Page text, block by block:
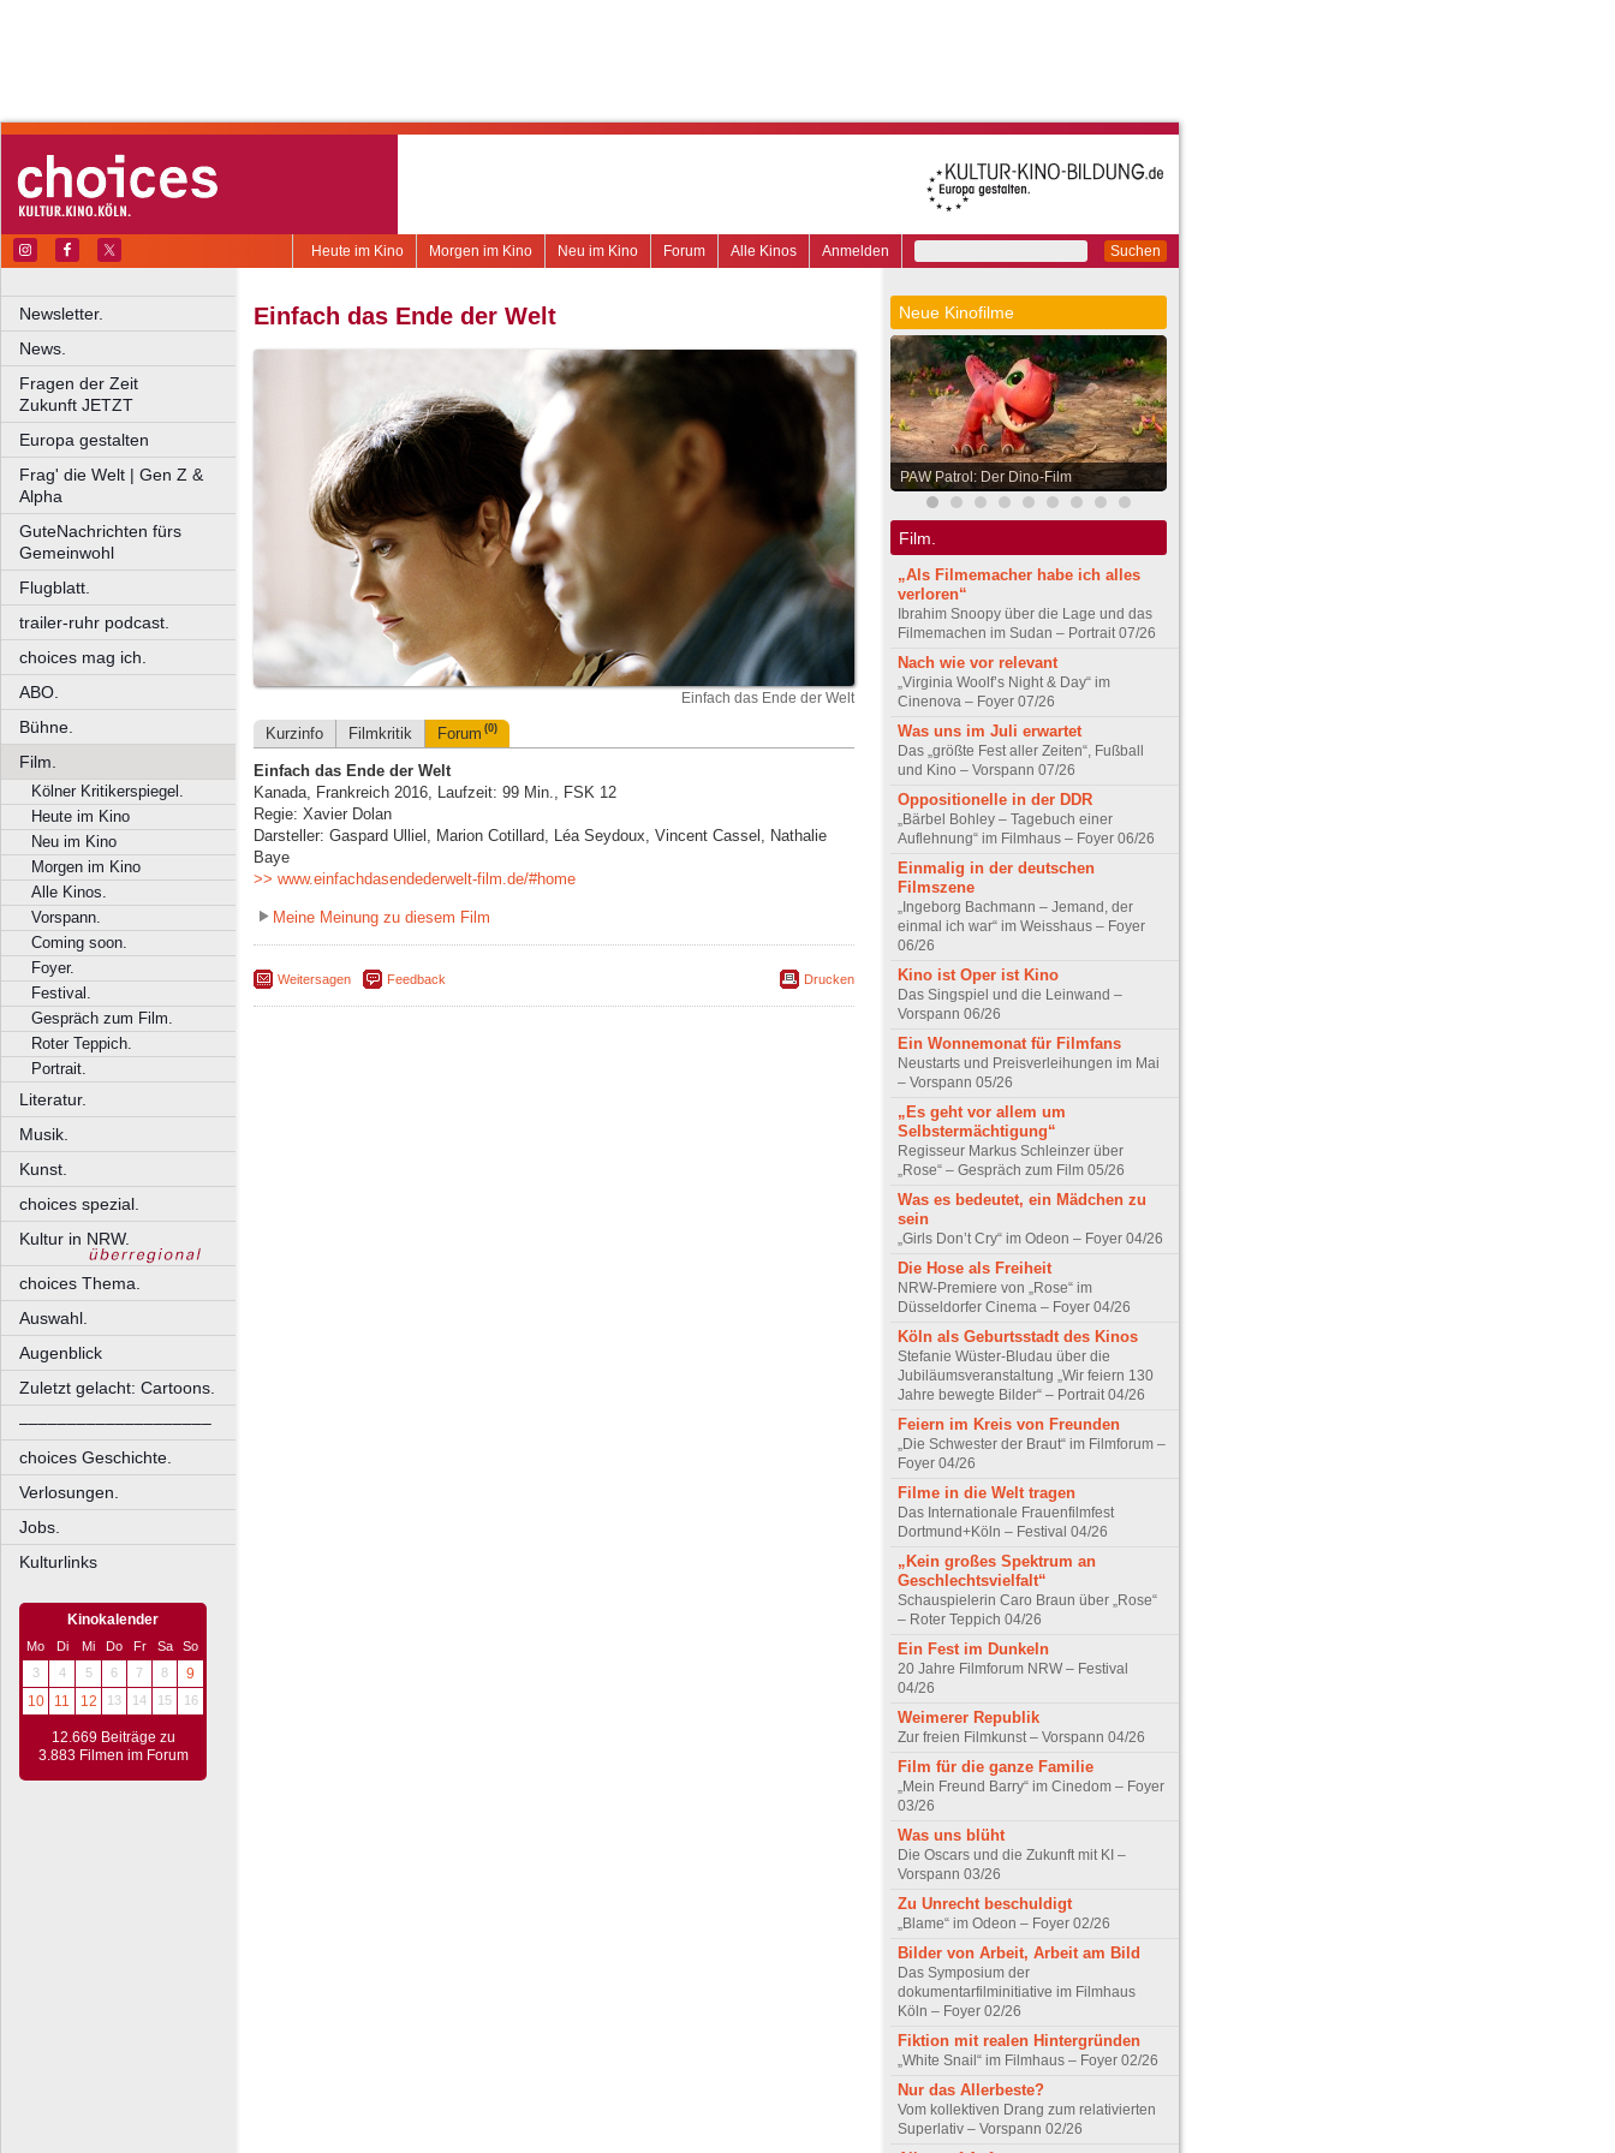
Suchen
Anmelden
Alle Kinos
Forum
Neu im Kino
Morgen im Kino
Heute im Kino
Newsletter.
News.
Fragen der Zeit
Zukunft JETZT
Europa gestalten
Frag' die Welt | Gen Z &
Alpha
GuteNachrichten fürs
Gemeinwohl
Flugblatt.
trailer-ruhr podcast.
choices mag ich.
ABO.
Bühne.
Film.
Kölner Kritikerspiegel.
Heute im Kino
Neu im Kino
Morgen im Kino
Alle Kinos.
Vorspann.
Coming soon.
Foyer.
Festival.
Gespräch zum Film.
Roter Teppich.
Portrait.
Literatur.
Musik.
Kunst.
choices spezial.
Kultur in NRW.
choices Thema.
Auswahl.
Augenblick
Zuletzt gelacht: Cartoons.
––––––––––––––––––––
choices Geschichte.
Verlosungen.
Jobs.
Kulturlinks
Kinokalender
Mo Di Mi Do Fr Sa
So
3
4 5 6 7 8
9
10
11 12 13 14 15 16
12.669 Beiträge zu
3.883 Filmen im Forum
Einfach das Ende der Welt
Einfach das Ende der Welt
Kurzinfo Filmkritik Forum (0)
Einfach das Ende der Welt
Kanada, Frankreich 2016, Laufzeit: 99 Min., FSK 12
Regie: Xavier Dolan
Darsteller: Gaspard Ulliel, Marion Cotillard, Léa Seydoux, Vincent Cassel, Nathalie
Baye
>> www.einfachdasendederwelt-film.de/#home
Meine Meinung zu diesem Film
Weitersagen Feedback Drucken
Neue Kinofilme
PAW Patrol: Der Dino-Film
Film.
„Als Filmemacher habe ich alles
verloren“
Ibrahim Snoopy über die Lage und das
Filmemachen im Sudan – Portrait 07/26
Nach wie vor relevant
„Virginia Woolf’s Night & Day“ im
Cinenova – Foyer 07/26
Was uns im Juli erwartet
Das „größte Fest aller Zeiten“, Fußball
und Kino – Vorspann 07/26
Oppositionelle in der DDR
„Bärbel Bohley – Tagebuch einer
Auflehnung“ im Filmhaus – Foyer 06/26
Einmalig in der deutschen
Filmszene
„Ingeborg Bachmann – Jemand, der
einmal ich war“ im Weisshaus – Foyer
06/26
Kino ist Oper ist Kino
Das Singspiel und die Leinwand –
Vorspann 06/26
Ein Wonnemonat für Filmfans
Neustarts und Preisverleihungen im Mai
– Vorspann 05/26
„Es geht vor allem um
Selbstermächtigung“
Regisseur Markus Schleinzer über
„Rose“ – Gespräch zum Film 05/26
Was es bedeutet, ein Mädchen zu
sein
„Girls Don’t Cry“ im Odeon – Foyer 04/26
Die Hose als Freiheit
NRW-Premiere von „Rose“ im
Düsseldorfer Cinema – Foyer 04/26
Köln als Geburtsstadt des Kinos
Stefanie Wüster-Bludau über die
Jubiläumsveranstaltung „Wir feiern 130
Jahre bewegte Bilder“ – Portrait 04/26
Feiern im Kreis von Freunden
„Die Schwester der Braut“ im Filmforum –
Foyer 04/26
Filme in die Welt tragen
Das Internationale Frauenfilmfest
Dortmund+Köln – Festival 04/26
„Kein großes Spektrum an
Geschlechtsvielfalt“
Schauspielerin Caro Braun über „Rose“
– Roter Teppich 04/26
Ein Fest im Dunkeln
20 Jahre Filmforum NRW – Festival
04/26
Weimerer Republik
Zur freien Filmkunst – Vorspann 04/26
Film für die ganze Familie
„Mein Freund Barry“ im Cinedom – Foyer
03/26
Was uns blüht
Die Oscars und die Zukunft mit KI –
Vorspann 03/26
Zu Unrecht beschuldigt
„Blame“ im Odeon – Foyer 02/26
Bilder von Arbeit, Arbeit am Bild
Das Symposium der
dokumentarfilminitiative im Filmhaus
Köln – Foyer 02/26
Fiktion mit realen Hintergründen
„White Snail“ im Filmhaus – Foyer 02/26
Nur das Allerbeste?
Vom kollektiven Drang zum relativierten
Superlativ – Vorspann 02/26